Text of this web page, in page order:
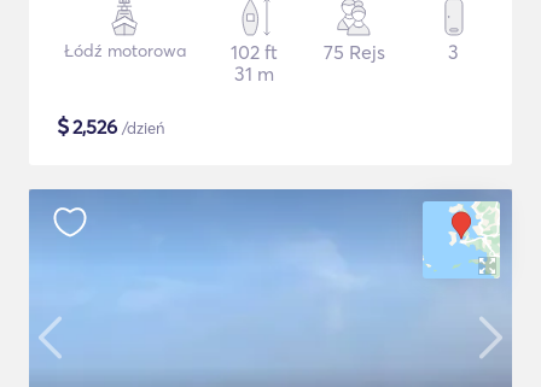
Łódź motorowa
102 ft
31 m
75 Rejs 3
$2,526 /dzień